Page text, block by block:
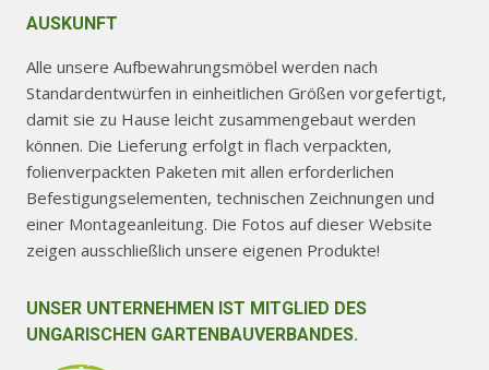
AUSKUNFT
Alle unsere Aufbewahrungsmöbel werden nach
Standardentwürfen in einheitlichen Größen vorgefertigt,
damit sie zu Hause leicht zusammengebaut werden
können. Die Lieferung erfolgt in flach verpackten,
folienverpackten Paketen mit allen erforderlichen
Befestigungselementen, technischen Zeichnungen und
einer Montageanleitung. Die Fotos auf dieser Website
zeigen ausschließlich unsere eigenen Produkte!
UNSER UNTERNEHMEN IST MITGLIED DES
UNGARISCHEN GARTENBAUVERBANDES.